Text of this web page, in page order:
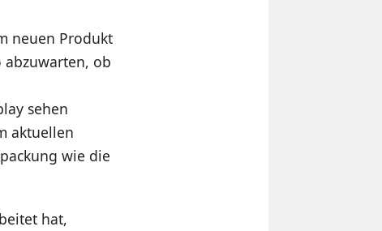
neuen Produkt
abzuwarten, ob
sehen
aktuellen
wie die
hat,